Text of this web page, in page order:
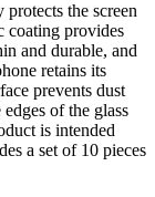
the screen
coating provides
and durable, and
retains its
prevents dust
of the glass
is intended
a set of 10 pieces